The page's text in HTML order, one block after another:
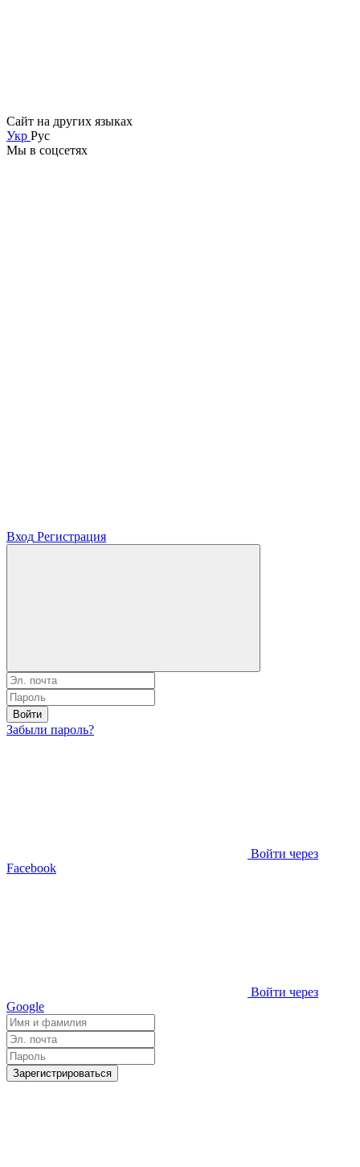
Сайт на других языках
Укр Рус
Мы в соцсетях
Вход Регистрация
Войти
Забыли пароль?
Войти через
Facebook
Войти через
Google
Зарегистрироваться